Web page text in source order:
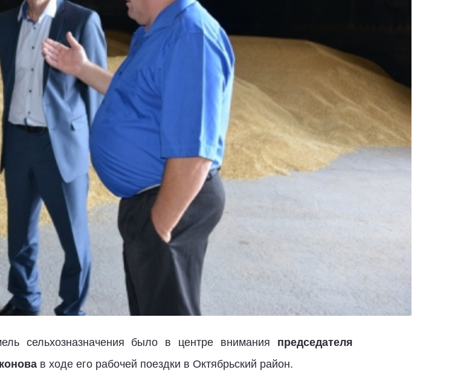
сельхозназначения было в центре внимания председателя
в ходе его рабочей поездки в Октябрьский район.